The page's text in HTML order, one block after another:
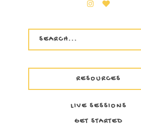
RESOURCES
LIVE SESSIONS
GET STARTED